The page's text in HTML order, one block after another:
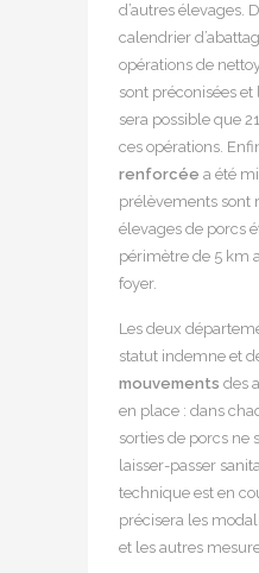
d’autres élevages.
calendrier
opérations de
sont préconisées et
sera possible que
ces opérations.
renforcée a été
prélèvements sont
élevages de porcs
périmètre de 5 km
foyer.
Les deux
statut indemne et
mouvements des
en place : dans
sorties de porcs ne
laisser-passer
technique est en
précisera les
et les autres